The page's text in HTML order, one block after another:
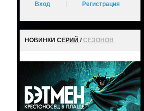
Вход Регистрация
НОВИНКИ СЕРИЙ /СЕЗОНОВ